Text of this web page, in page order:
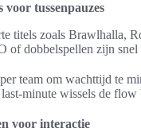
voor tussenpauzes
titels zoals Brawlhalla,
of dobbelspellen zijn snel
team om wachttijd te
minute wissels de flow
voor interactie